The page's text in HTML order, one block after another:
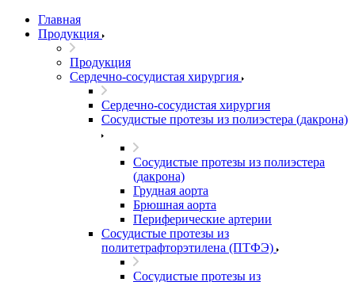
Главная
Продукция
Продукция
Сердечно-сосудистая хирургия
Сердечно-сосудистая хирургия
Сосудистые протезы из полиэстера (дакрона)
Сосудистые протезы из полиэстера
(дакрона)
Грудная аорта
Брюшная аорта
Периферические артерии
Сосудистые протезы из
политетрафторэтилена (ПТФЭ)
Сосудистые протезы из